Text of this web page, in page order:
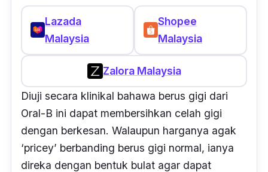
Lazada
Malaysia
Shopee
Malaysia
Zalora Malaysia
Diuji secara klinikal bahawa berus gigi dari
Oral-B ini dapat membersihkan celah gigi
dengan berkesan. Walaupun harganya agak
‘pricey’ berbanding berus gigi normal, ianya
direka dengan bentuk bulat agar dapat